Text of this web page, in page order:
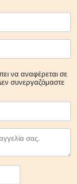
να αναφέρεται σε
συνεργαζόμαστε